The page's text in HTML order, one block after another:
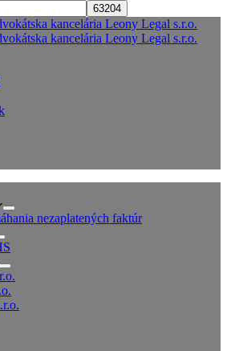
nezaplatených faktúr